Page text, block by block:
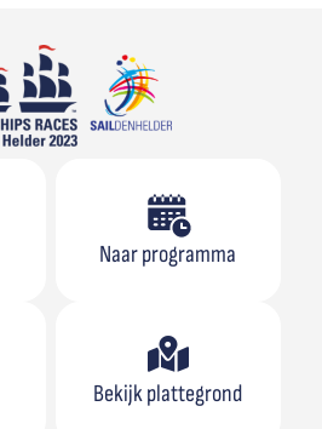
Naar programma
Bekijk plattegrond